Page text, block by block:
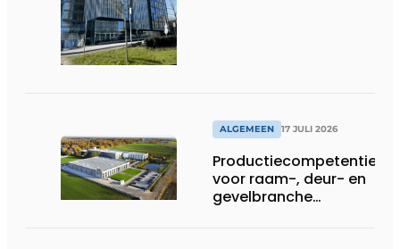
ALGEMEEN 17 JULI 2026
Productiecompetentie
voor raam-, deur- en
gevelbranche